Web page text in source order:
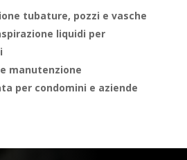
tubature, pozzi e vasche
liquidi per
manutenzione
per condomini e aziende